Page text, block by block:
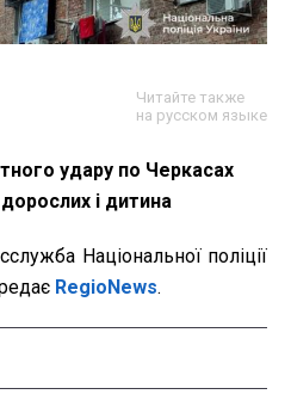
Читайте также
на русском языке
удару по Черкасах
і дитина
Національної поліції
RegioNews.